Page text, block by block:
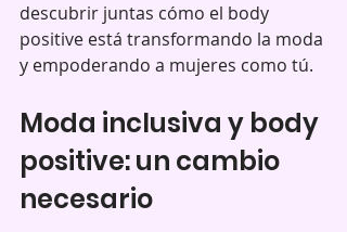
descubrir juntas cómo el body
positive está transformando la moda
y empoderando a mujeres como tú.
Moda inclusiva y body
positive: un cambio
necesario